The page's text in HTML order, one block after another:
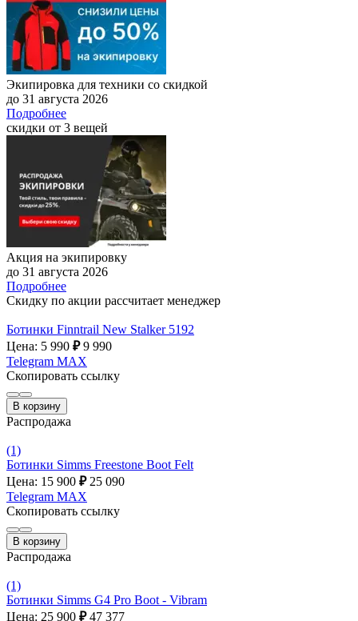
Экипировка для техники со скидкой
до 31 августа 2026
Подробнее
скидки от 3 вещей
Акция на экипировку
до 31 августа 2026
Подробнее
Скидку по акции рассчитает менеджер
Ботинки Finntrail New Stalker 5192
Цена: 5 990 ₽ 9 990
Telegram MAX
Скопировать ссылку
В корзину
Распродажа
(1)
Ботинки Simms Freestone Boot Felt
Цена: 15 900 ₽ 25 090
Telegram MAX
Скопировать ссылку
В корзину
Распродажа
(1)
Ботинки Simms G4 Pro Boot - Vibram
Цена: 25 900 ₽ 47 377